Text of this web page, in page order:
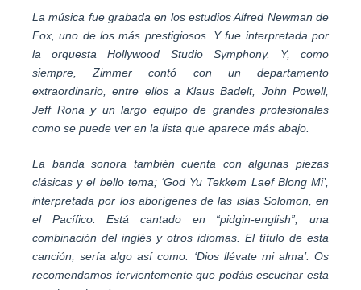
La música fue grabada en los estudios Alfred Newman de
Fox, uno de los más prestigiosos. Y fue interpretada por
la orquesta Hollywood Studio Symphony. Y, como
siempre, Zimmer contó con un departamento
extraordinario, entre ellos a Klaus Badelt, John Powell,
Jeff Rona y un largo equipo de grandes profesionales
como se puede ver en la lista que aparece más abajo.
La banda sonora también cuenta con algunas piezas
clásicas y el bello tema; ‘God Yu Tekkem Laef Blong Mi’,
interpretada por los aborígenes de las islas Solomon, en
el Pacífico. Está cantado en “pidgin-english”, una
combinación del inglés y otros idiomas. El título de esta
canción, sería algo así como: ‘Dios llévate mi alma’. Os
recomendamos fervientemente que podáis escuchar esta